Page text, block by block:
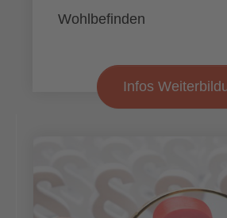
Wohlbefinden
Infos